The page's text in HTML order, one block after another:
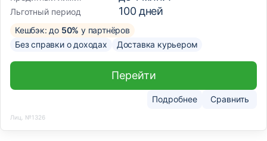
Льготный период 100дней
Кешбэк: до 50% у партнёров
Без справки о доходах
Доставка курьером
Подробнее Сравнить
Перейти
Лиц. №1326